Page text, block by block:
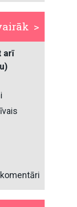
>
arī